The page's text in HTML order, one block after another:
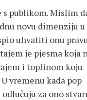
s publikom. Mislim
novu dimenziju u
uhvatiti onu
je pjesma koja
i toplinom koju
vremenu kada pop
za ono